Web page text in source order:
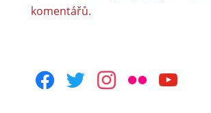
komentářů.
facebooktwitterinstagram
flickr youtube